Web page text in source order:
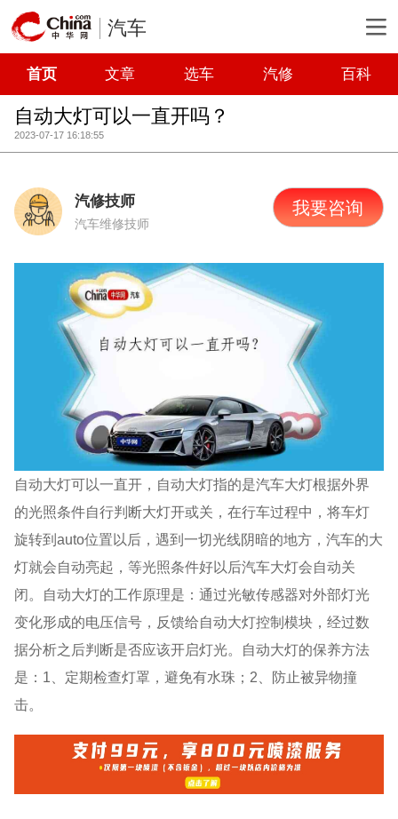
汽车
首页 文章 选车 汽修 百科
自动大灯可以一直开吗？
2023-07-17 16:18:55
汽修技师
汽车维修技师
我要咨询
自动大灯可以一直开，自动大灯指的是汽车大灯根据外界
的光照条件自行判断大灯开或关，在行车过程中，将车灯
旋转到auto位置以后，遇到一切光线阴暗的地方，汽车的大
灯就会自动亮起，等光照条件好以后汽车大灯会自动关
闭。自动大灯的工作原理是：通过光敏传感器对外部灯光
变化形成的电压信号，反馈给自动大灯控制模块，经过数
据分析之后判断是否应该开启灯光。自动大灯的保养方法
是：1、定期检查灯罩，避免有水珠；2、防止被异物撞
击。